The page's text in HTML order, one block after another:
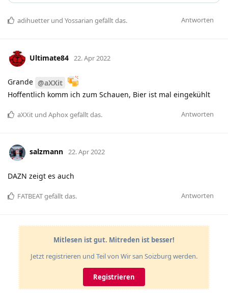
Antworten
adihuetter und Yossarian gefällt das.
Ultimate84 22. Apr 2022
Grande @aXXit
Hoffentlich komm ich zum Schauen, Bier ist mal eingekühlt
Antworten
aXXit und Aphox gefällt das.
salzmann 22. Apr 2022
DAZN zeigt es auch
Antworten
FATBEATgefällt das.
Mitlesen ist gut. Mitreden ist besser!
Jetzt registrieren und Teil von Wir san Soizburg werden.
Registrieren